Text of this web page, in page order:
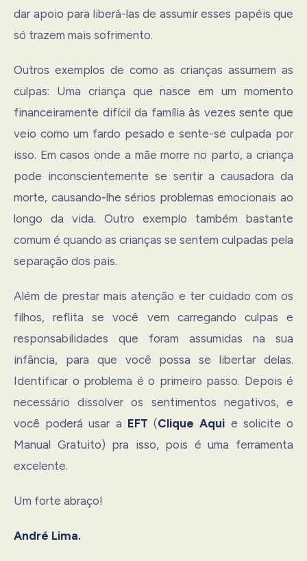
dar apoio para liberá-las de assumir esses papéis que
só trazem mais sofrimento.
Outros exemplos de como as crianças assumem as
culpas: Uma criança que nasce em um momento
financeiramente difícil da família às vezes sente que
veio como um fardo pesado e sente-se culpada por
isso. Em casos onde a mãe morre no parto, a criança
pode inconscientemente se sentir a causadora da
morte, causando-lhe sérios problemas emocionais ao
longo da vida. Outro exemplo também bastante
comum é quando as crianças se sentem culpadas pela
separação dos pais.
Além de prestar mais atenção e ter cuidado com os
filhos, reflita se você vem carregando culpas e
responsabilidades que foram assumidas na sua
infância, para que você possa se libertar delas.
Identificar o problema é o primeiro passo. Depois é
necessário dissolver os sentimentos negativos, e
você poderá usar a EFT (Clique Aqui e solicite o
Manual Gratuito) pra isso, pois é uma ferramenta
excelente.
Um forte abraço!
André Lima.